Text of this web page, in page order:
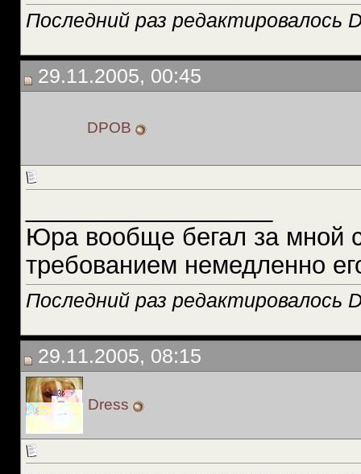
Последний раз редактировалось
29.11.2005, 00:45
DPOB
Юра вообще бегал за мной
требованием немедленно
Последний раз редактировалось
29.11.2005, 08:15
Dress